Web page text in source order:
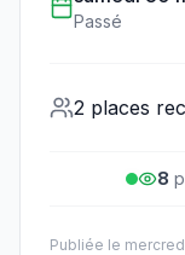
Passé
2 places
8
Publiée le